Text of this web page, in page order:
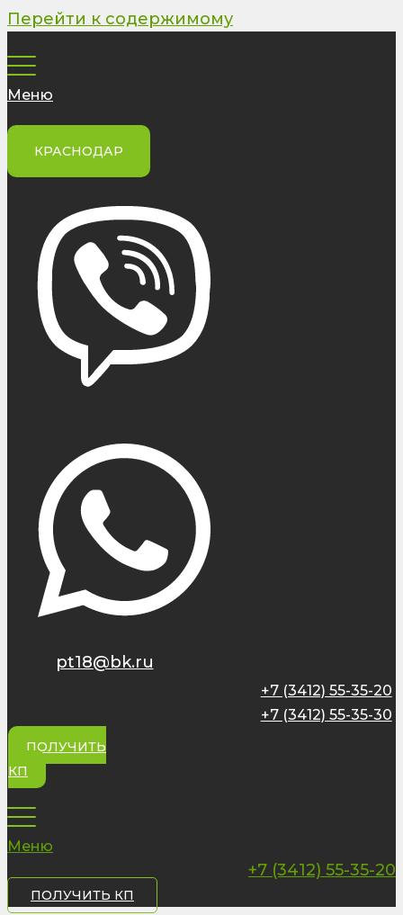
Перейти к содержимому
Меню
КРАСНОДАР
pt18@bk.ru
+7 (3412) 55-35-20
+7 (3412) 55-35-30
ПОЛУЧИТЬ
КП
Меню
+7 (3412) 55-35-20
ПОЛУЧИТЬ КП